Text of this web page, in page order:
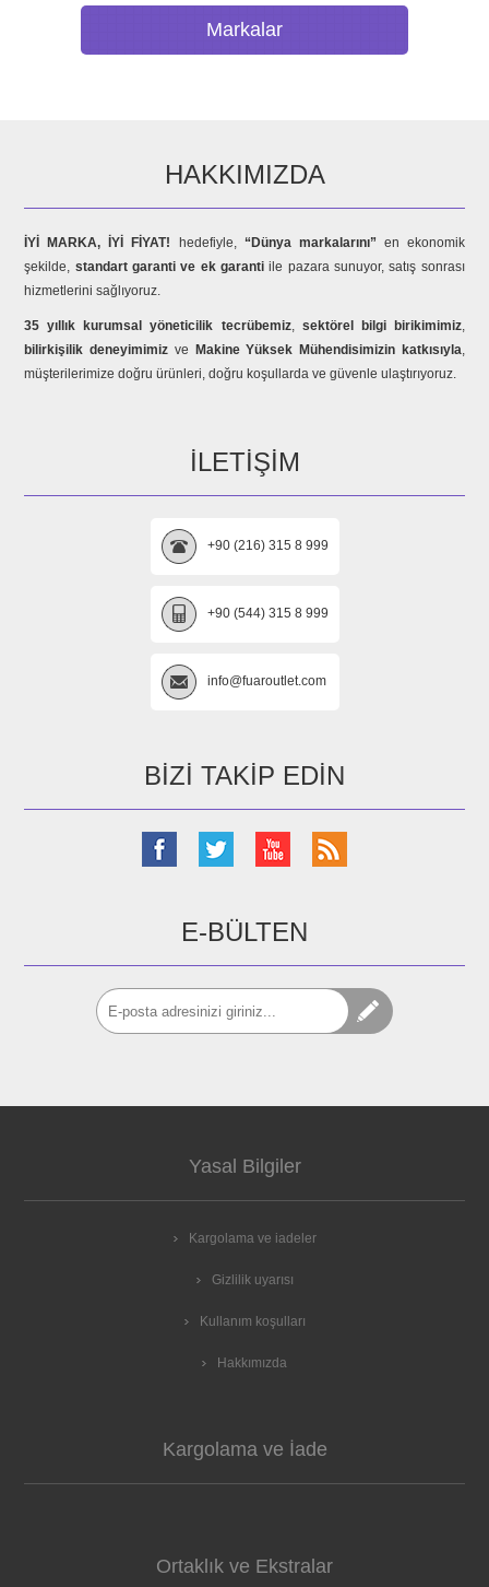
Markalar
HAKKIMIZDA
İYİ MARKA, İYİ FİYAT! hedefiyle, “Dünya markalarını” en ekonomik
şekilde, standart garanti ve ek garanti ile pazara sunuyor, satış sonrası
hizmetlerini sağlıyoruz.
35 yıllık kurumsal yöneticilik tecrübemiz, sektörel bilgi birikimimiz,
bilirkişilik deneyimimiz ve Makine Yüksek Mühendisimizin katkısıyla,
müşterilerimize doğru ürünleri, doğru koşullarda ve güvenle ulaştırıyoruz.
İLETIŞIM
+90 (216) 315 8 999
+90 (544) 315 8 999
info@fuaroutlet.com
BIZI TAKIP EDIN
E-BÜLTEN
Yasal Bilgiler
Kargolama ve iadeler
Gizlilik uyarısı
Kullanım koşulları
Hakkımızda
Kargolama ve İade
Ortaklık ve Ekstralar